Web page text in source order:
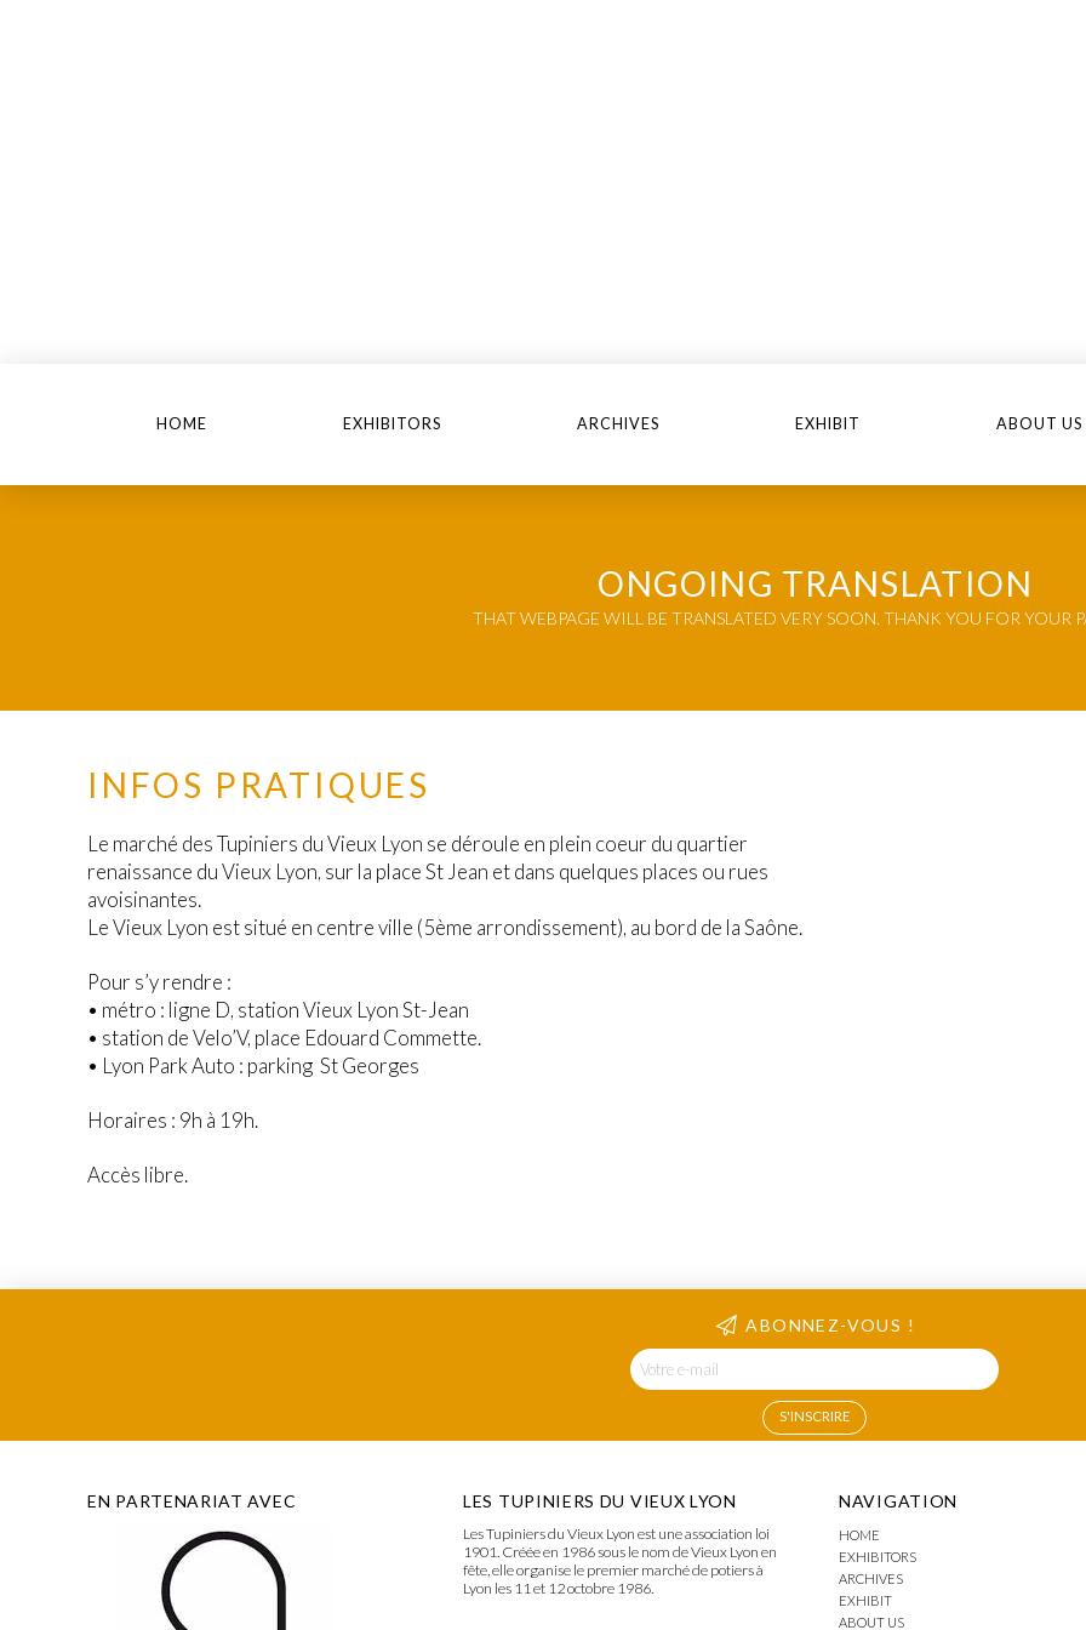
HOME EXHIBITORS ARCHIVES EXHIBIT ABOUT US
ONGOING TRANSLATION
THAT WEBPAGE WILL BE TRANSLATED VERY SOON. THANK YOU FOR YOUR
INFOS PRATIQUES
Le marché des Tupiniers du Vieux Lyon se déroule en plein coeur du quartier
renaissance du Vieux Lyon, sur la place St Jean et dans quelques places ou rues
avoisinantes.
Le Vieux Lyon est situé en centre ville (5ème arrondissement), au bord de la Saône.
Pour s’y rendre :
• métro : ligne D, station Vieux Lyon St-Jean
• station de Velo’V, place Edouard Commette.
• Lyon Park Auto : parking St Georges
Horaires : 9h à 19h.
Accès libre.
ABONNEZ-VOUS !
EN PARTENARIAT AVEC LES TUPINIERS DU VIEUX LYON
Les Tupiniers du Vieux Lyon est une association loi
1901. Créée en 1986 sous le nom de Vieux Lyon en
fête, elle organise le premier marché de potiers à
Lyon les 11 et 12 octobre 1986.
NAVIGATION
HOME
EXHIBITORS
ARCHIVES
EXHIBIT
ABOUT US